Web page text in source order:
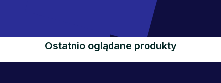
Ostatnio oglądane produkty